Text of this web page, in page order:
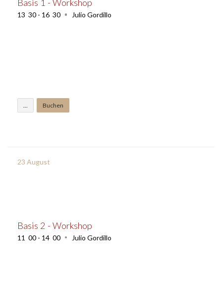
Basis 1 - Workshop
13 30 - 16 30 Julio Gordillo
Buchen
23 August
Basis 2 - Workshop
11 00 - 14 00 Julio Gordillo